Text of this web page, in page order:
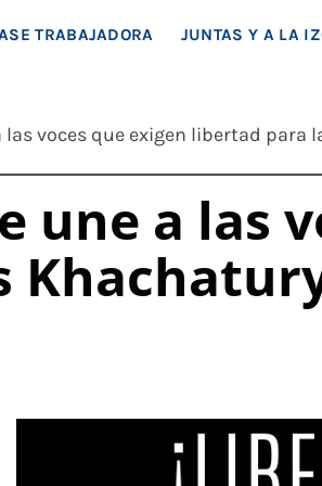
TRABAJADORA JUNTAS Y A LA
las voces que exigen libertad para
une a las